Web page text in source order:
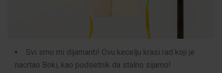
Svi smo mi dijamanti! Ovu kecelju krasi rad koji je
nacrtao Boki, kao podsetnik da stalno sijamo!